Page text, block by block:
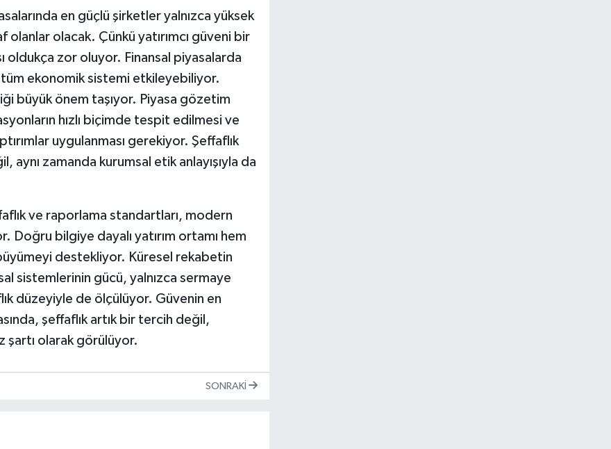
en güçlü şirketler yalnızca yüksek
olacak. Çünkü yatırımcı güveni bir
oldukça zor oluyor. Finansal piyasalarda
tüm ekonomik sistemi etkileyebiliyor.
büyük önem taşıyor. Piyasa gözetim
hızlı biçimde tespit edilmesi ve
uygulanması gerekiyor. Şeffaflık
aynı zamanda kurumsal etik anlayışıyla da
ve raporlama standartları, modern
Doğru bilgiye dayalı yatırım ortamı hem
destekliyor. Küresel rekabetin
sistemlerinin gücü, yalnızca sermaye
düzeyiyle de ölçülüyor. Güvenin en
şeffaflık artık bir tercih değil,
şartı olarak görülüyor.
SONRAKI